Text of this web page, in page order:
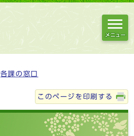
メニュー
各課の窓口
このページを印刷する